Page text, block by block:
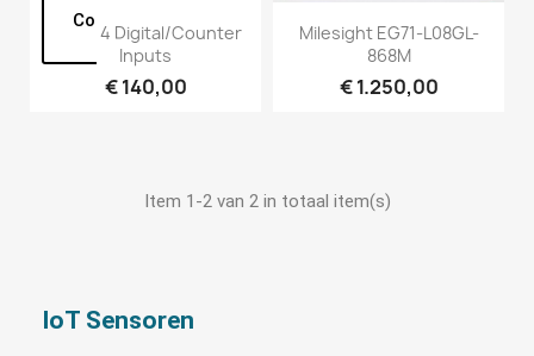
MR4 - 4 Digital/counter
Inputs
€ 140,00
Milesight EG71-L08GL-
868M
€ 1.250,00
Item 1-2 van 2 in totaal item(s)
IoT Sensoren
Contacteer
ons